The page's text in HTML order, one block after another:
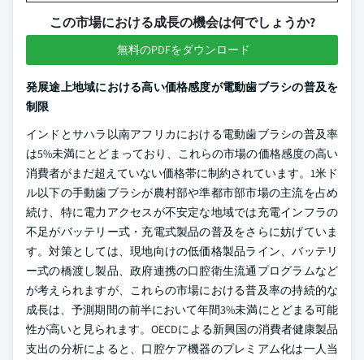
この市場における成長の機会は何でしょうか?
無料のPDFをダウンロード
発展途上地域における高い価格感度が電動歯ブラシの普及を
制限
インドとサハラ以南アフリカにおける電動歯ブラシの普及率
は5%未満にとどまっており、これらの市場の価格感度の高い
消費者がまだ超えていない価格帯に制約されています。1米ド
ル以下の手動歯ブラシが農村部や準都市部市場の主流を占め
続け、特に電力アクセスが不安定な地域では充電インフラの
不足がバッテリー式・充電式製品の普及をさらに妨げていま
す。対策としては、現地向けの低価格製品ライン、バッテリ
ー式の橋渡し製品、政府連携の口腔衛生流通プログラムなど
が考えられますが、これらの市場における普及率の持続的な
成長は、予測期間の前半において年間3%未満にとどまる可能
性が高いと見られます。OECDによる新興国の消費者健康製品
支出の分析によると、口腔ケア機器のプレミアム化は一人当